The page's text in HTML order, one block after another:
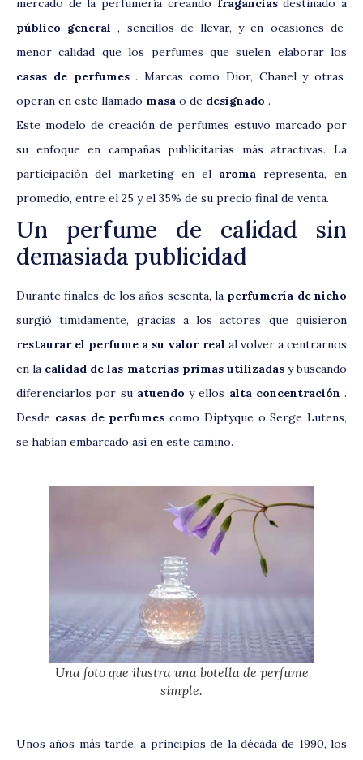
mercado de la perfumería creando fraganciasdestinado a
público general , sencillos de llevar, y en ocasiones de
menor calidad que los perfumes que suelen elaborar los
casas de perfumes. Marcas como Dior, Chanel y otras
operan en este llamado masa o de designado .
Este modelo de creación de perfumes estuvo marcado por
su enfoque en campañas publicitarias más atractivas. La
participación del marketing en el aroma representa, en
promedio, entre el 25 y el 35% de su precio final de venta.
Un perfume de calidad sin
demasiada publicidad
Durante finales de los años sesenta, la perfumería de nicho
surgió tímidamente, gracias a los actores que quisieron
restaurar el perfume a su valor real al volver a centrarnos
en la calidad de las materias primas utilizadasy buscando
diferenciarlos por suatuendo y ellos alta concentración .
Desde casas de perfumes como Diptyque o Serge Lutens,
se habían embarcado así en este camino.
Una foto que ilustra una botella de perfume
simple.
Unos años más tarde, a principios de la década de 1990, los